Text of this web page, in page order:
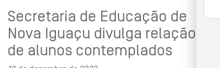
Secretaria de Educação de
Nova Iguaçu divulga relação
de alunos contemplados